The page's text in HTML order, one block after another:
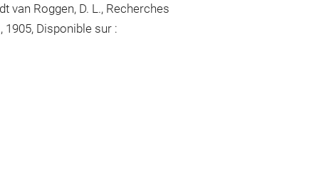
van Roggen, D. L., Recherches
Disponible sur :